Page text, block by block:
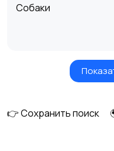
Собаки
👉 Сохранить поиск